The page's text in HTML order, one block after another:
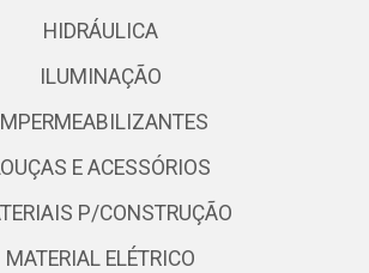
HIDRÁULICA
ILUMINAÇÃO
IMPERMEABILIZANTES
E ACESSÓRIOS
P/CONSTRUÇÃO
MATERIAL ELÉTRICO